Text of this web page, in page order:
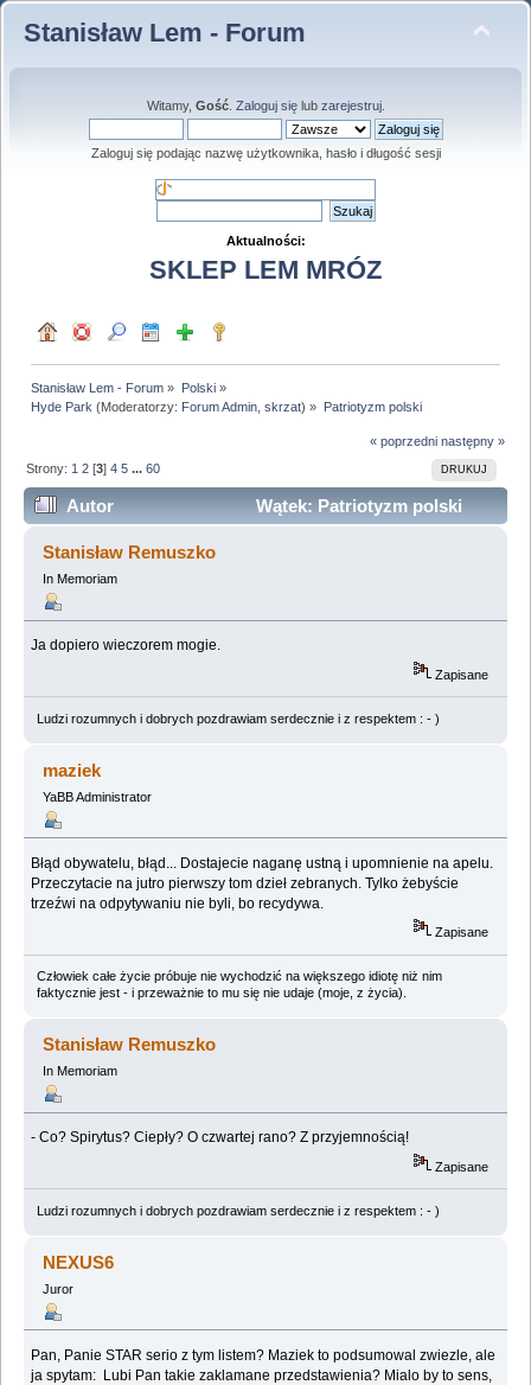
Stanisław Lem - Forum
Witamy, Gość. Zaloguj sięlub zarejestruj.
Zaloguj się podając nazwę użytkownika, hasło i długość sesji
Aktualności:
SKLEP LEM MRÓZ
Stanisław Lem - Forum » Polski»
Hyde Park (Moderatorzy: Forum Admin ,skrzat) » Patriotyzm polski
« poprzedni następny »
DRUKUJ
Strony: 1 2 [3]4 5 ...60
Autor
Wątek: Patriotyzm polski
(Przeczytany 1521001 razy)
Stanisław Remuszko
In Memoriam
Ja dopiero wieczorem mogie.
Zapisane
Ludzi rozumnych i dobrych pozdrawiam serdecznie i z respektem : - )
maziek
YaBB Administrator
Błąd obywatelu, błąd... Dostajecie naganę ustną i upomnienie na apelu.
Przeczytacie na jutro pierwszy tom dzieł zebranych. Tylko żebyście
trzeźwi na odpytywaniu nie byli, bo recydywa.
Zapisane
Człowiek całe życie próbuje nie wychodzić na większego idiotę niż nim
faktycznie jest - i przeważnie to mu się nie udaje (moje, z życia).
Stanisław Remuszko
In Memoriam
- Co? Spirytus? Ciepły? O czwartej rano? Z przyjemnością!
Zapisane
Ludzi rozumnych i dobrych pozdrawiam serdecznie i z respektem : - )
NEXUS6
Juror
Pan, Panie STAR serio z tym listem? Maziek to podsumowal zwiezle, ale
ja spytam: Lubi Pan takie zaklamane przedstawienia? Mialo by to sens,